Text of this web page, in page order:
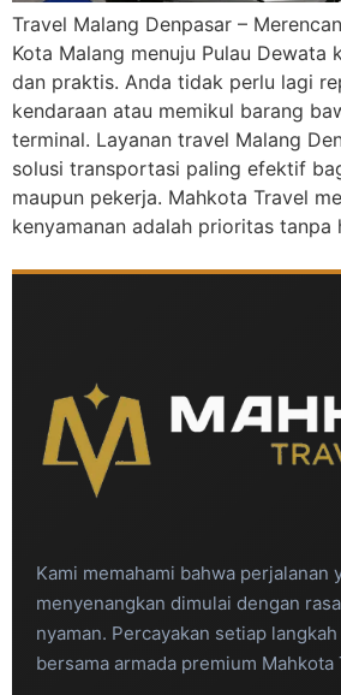
Travel Malang Denpasar –
Kota Malang menuju Pulau Dewata
dan praktis. Anda tidak perlu lagi
kendaraan atau memikul barang
terminal. Layanan travel Malang
solusi transportasi paling efektif
maupun pekerja. Mahkota Travel
kenyamanan adalah prioritas tanpa
Kami memahami bahwa perjalanan
menyenangkan dimulai dengan
nyaman. Percayakan setiap
bersama armada premium Mahkota